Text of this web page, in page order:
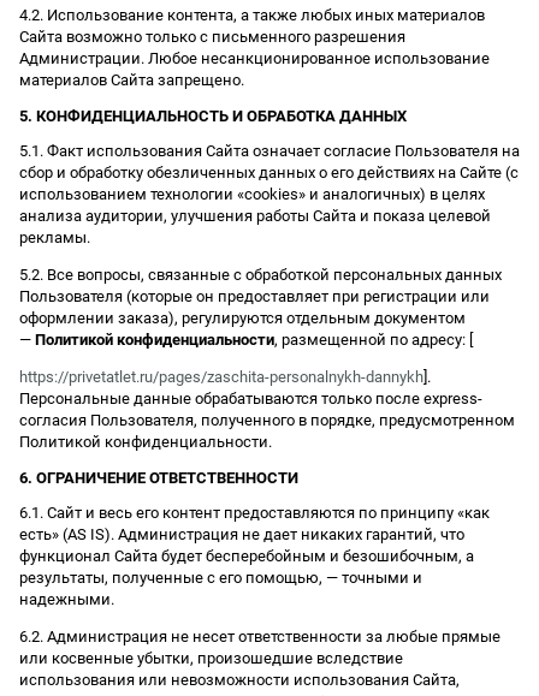
4.2. Использование контента, а также любых иных материалов
Сайта возможно только с письменного разрешения
Администрации. Любое несанкционированное использование
материалов Сайта запрещено.
5. КОНФИДЕНЦИАЛЬНОСТЬ И ОБРАБОТКА ДАННЫХ
5.1. Факт использования Сайта означает согласие Пользователя на
сбор и обработку обезличенных данных о его действиях на Сайте (с
использованием технологии «cookies» и аналогичных) в целях
анализа аудитории, улучшения работы Сайта и показа целевой
рекламы.
5.2. Все вопросы, связанные с обработкой персональных данных
Пользователя (которые он предоставляет при регистрации или
оформлении заказа), регулируются отдельным документом
— Политикой конфиденциальности, размещенной по адресу: [
https://privetatlet.ru/pages/zaschita-personalnykh-dannykh ].
Персональные данные обрабатываются только после express-
согласия Пользователя, полученного в порядке, предусмотренном
Политикой конфиденциальности.
6. ОГРАНИЧЕНИЕ ОТВЕТСТВЕННОСТИ
6.1. Сайт и весь его контент предоставляются по принципу «как
есть» (AS IS). Администрация не дает никаких гарантий, что
функционал Сайта будет бесперебойным и безошибочным, а
результаты, полученные с его помощью, — точными и
надежными.
6.2. Администрация не несет ответственности за любые прямые
или косвенные убытки, произошедшие вследствие
использования или невозможности использования Сайта,